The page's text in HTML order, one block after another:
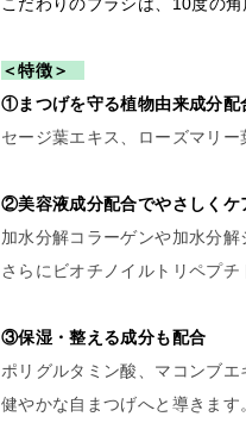
＜特徴＞
①まつげを守る植物由来成分
セージ葉エキス、ローズマリ
②美容液成分配合でやさしくケ
加水分解コラーゲンや加水分
さらにビオチノイルトリペプ
③保湿・整える成分も配合
ポリグルタミン酸、マコンブ
健やかな自まつげへと導きます